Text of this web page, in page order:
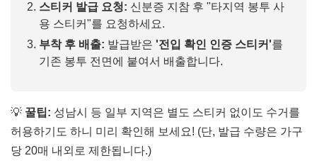
스티커 발급 요청: 신분증 지참 후 "타지역 봉투 사
용 스티커"를 요청하세요.
부착 후 배출: 발급받은 '전입 확인 인증 스티커'를
기존 봉투 전면에 붙여서 배출합니다.
💡 꿀팁: 성남시 등 일부 지역은 별도 스티커 없이도 수거를
허용하기도 하니 미리 확인해 보세요! (단, 발급 수량은 가구
당 20매 내외로 제한됩니다.)